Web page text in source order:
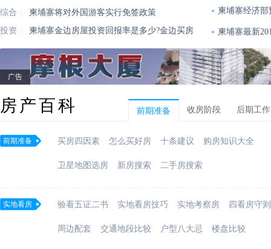
指南
综合
新闻
柬埔寨将对外国游客实行免签政策
投资
指南
柬埔寨金边房屋投资回报率是多少?金边买房
柬埔寨经济
柬埔寨最新
广告
房产百科 前期准备 收房阶段 后期工作
前期准备 买房四因素 怎么买好房 十条建议 购房知识大全
卫星地图选房 新房搜索 二手房搜索
实地看房 验看五证二书 实地看房技巧 实地考察房 四看房守则
周边配套 交通地段比较 户型八大忌 楼盘比较